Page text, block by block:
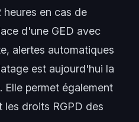
heures en cas de
d'une GED avec
alertes automatiques
est aujourd'hui la
Elle permet également
les droits RGPD des